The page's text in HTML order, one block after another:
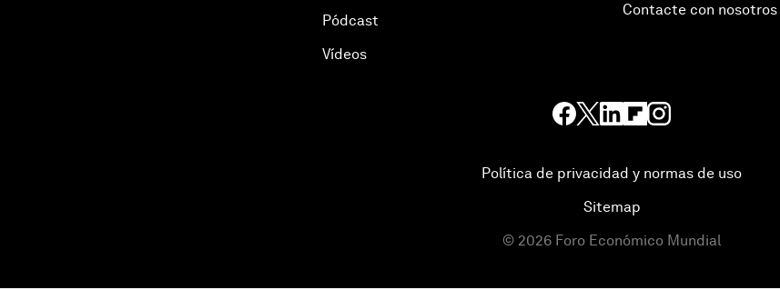
Pódcast
Vídeos
Contacte con nosotros
Política de privacidad y normas de uso
Sitemap
© 2026 Foro Económico Mundial